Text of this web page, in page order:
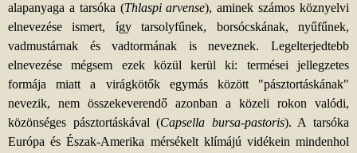
alapanyaga a tarsóka (Thlaspi arvense), aminek számos köznyelvi
elnevezése ismert, így tarsolyfűnek, borsócskának, nyűfűnek,
vadmustárnak és vadtormának is neveznek. Legelterjedtebb
elnevezése mégsem ezek közül kerül ki: termései jellegzetes
formája miatt a virágkötők egymás között "pásztortáskának"
nevezik, nem összekeverendő azonban a közeli rokon valódi,
közönséges pásztortáskával (Capsella bursa-pastoris). A tarsóka
Európa és Észak-Amerika mérsékelt klímájú vidékein mindenhol